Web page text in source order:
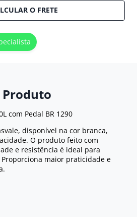
O FRETE
Produto
com Pedal BR 1290
disponível na cor branca,
O produto feito com
e resistência é ideal para
maior praticidade e